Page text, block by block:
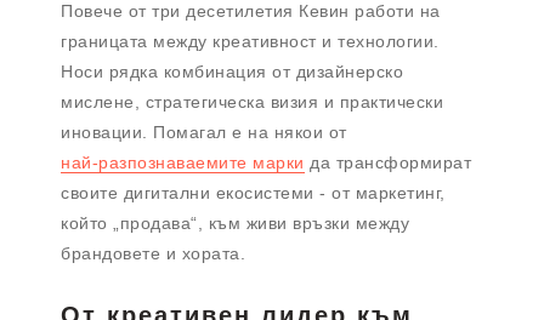
Повече от три десетилетия Кевин работи на
границата между креативност и технологии.
Носи рядка комбинация от дизайнерско
мислене, стратегическа визия и практически
иновации. Помагал е на някои от
най-разпознаваемите марки да трансформират
своите дигитални екосистеми - от маркетинг,
който „продава“, към живи връзки между
брандовете и хората.